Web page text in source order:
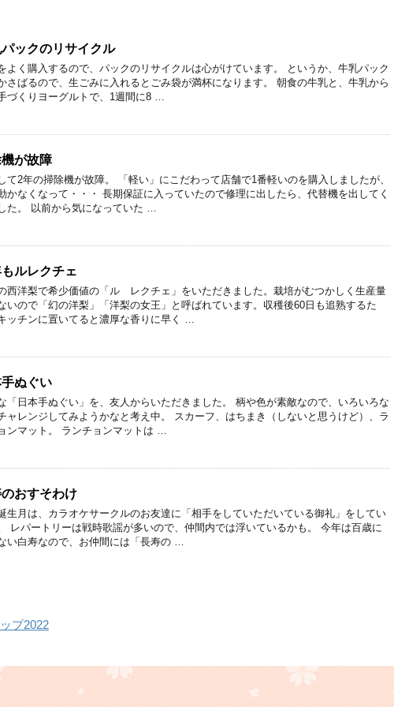
ックのリサイクル
よく購入するので、パックのリサイクルは心がけています。 というか、牛乳パック
さばるので、生ごみに入れるとごみ袋が満杯になります。 朝食の牛乳と、牛乳から
づくりヨーグルトで、1週間に8 …
が故障
て2年の掃除機が故障。 「軽い」にこだわって店舗で1番軽いのを購入しましたが、
かなくなって・・・ 長期保証に入っていたので修理に出したら、代替機を出してく
た。 以前から気になっていた …
ルレクチェ
西洋梨で希少価値の「ル レクチェ」をいただきました。栽培がむつかしく生産量
いので「幻の洋梨」「洋梨の女王」と呼ばれています。収穫後60日も追熟するた
ッチンに置いてると濃厚な香りに早く …
手ぬぐい
「日本手ぬぐい」を、友人からいただきました。 柄や色が素敵なので、いろいろな
ャレンジしてみようかなと考え中。 スカーフ、はちまき（しないと思うけど）、ラ
ンマット。 ランチョンマットは …
おすそわけ
生月は、カラオケサークルのお友達に「相手をしていただいている御礼」をしてい
レパートリーは戦時歌謡が多いので、仲間内では浮いているかも。 今年は百歳に
い白寿なので、お仲間には「長寿の …
プ2022